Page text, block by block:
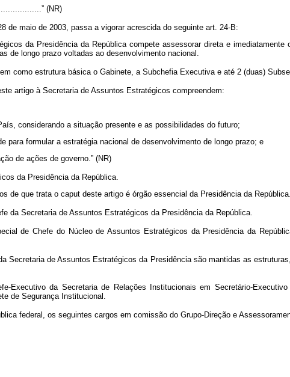
(NR)
de maio de 2003, passa a vigorar acrescida do seguinte art. 24-B:
da Presidência da República compete assessorar direta e
de longo prazo voltadas ao desenvolvimento nacional.
como estrutura básica o Gabinete, a Subchefia Executiva e até 2 (duas)
artigo à Secretaria de Assuntos Estratégicos compreendem:
considerando a situação presente e as possibilidades do futuro;
para formular a estratégia nacional de desenvolvimento de longo prazo; e
de ações de governo.” (NR)
da Presidência da República.
de que trata o caput deste artigo é órgão essencial da Presidência da República.
da Secretaria de Assuntos Estratégicos da Presidência da República.
de Chefe do Núcleo de Assuntos Estratégicos da Presidência da
Secretaria de Assuntos Estratégicos da Presidência são mantidas as
da Secretaria de Relações Institucionais em Secretário-
de Segurança Institucional.
federal, os seguintes cargos em comissão do Grupo-Direção e